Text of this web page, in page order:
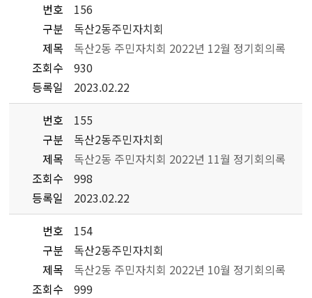
번호
156
구분
독산2동주민자치회
제목
독산2동 주민자치회 2022년 12월 정기회의록
조회수
930
등록일
2023.02.22
번호
155
구분
독산2동주민자치회
제목
독산2동 주민자치회 2022년 11월 정기회의록
조회수
998
등록일
2023.02.22
번호
154
구분
독산2동주민자치회
제목
독산2동 주민자치회 2022년 10월 정기회의록
조회수
999